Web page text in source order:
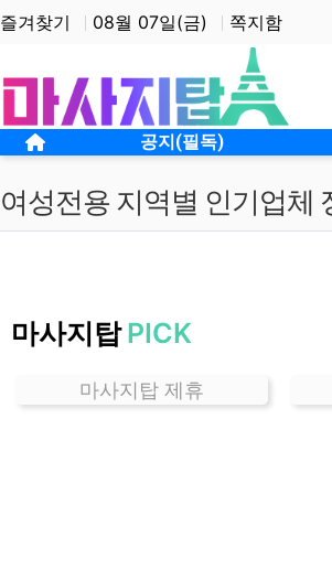
상단 네비
즐겨찾기 08월 07일(금) 쪽지함
메인 메뉴 공지(필독)
홈으로
여성전용 지역별 인기업체
백마사지탑 PICK
마사지탑 제휴